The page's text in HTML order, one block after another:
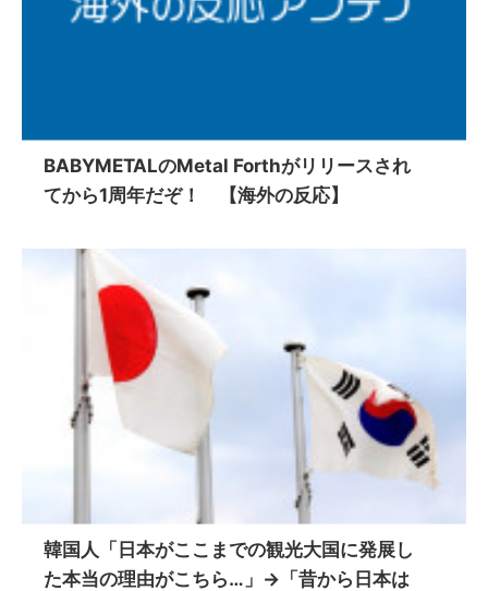
BABYMETALのMetal Forthがリリースされ
てから1周年だぞ！ 【海外の反応】
韓国人「日本がここまでの観光大国に発展し
た本当の理由がこちら…」→「昔から日本は